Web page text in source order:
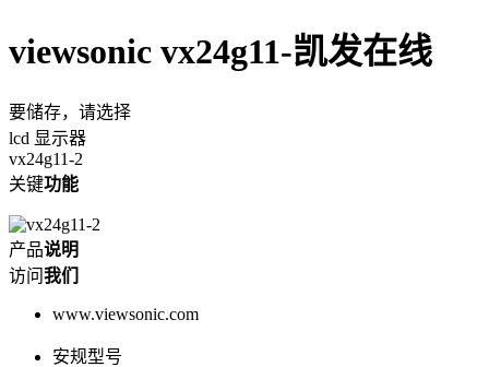
viewsonic vx24g11-凯发在线
要储存，请选择
lcd 显示器
vx24g11-2
关键功能
产品说明
访问我们
www.viewsonic.com
安规型号